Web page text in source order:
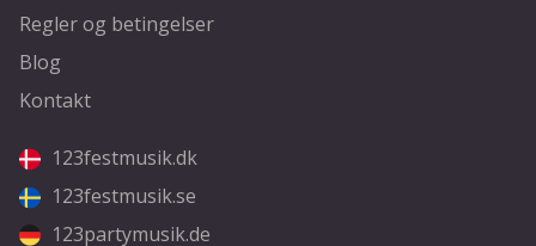
Regler og betingelser
Blog
Kontakt
123festmusik.dk
123festmusik.se
123partymusik.de